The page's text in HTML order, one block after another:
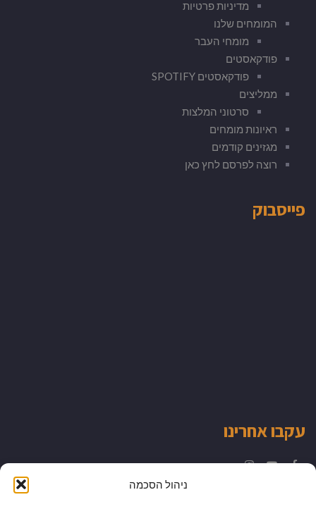
ניהול הסכמה
מדיניות פרטיות
המומחים שלנו
מומחי העבר
פודקאסטים
פודקאסטים SPOTIFY
ממליצים
סרטוני המלצות
ראיונות מומחים
מגזינים קודמים
רוצה לפרסם לחץ כאן
פייסבוק
עקבו אחרינו